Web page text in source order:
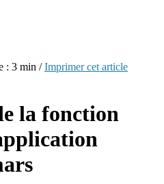
: 3 min /Imprimer cet article
la fonction